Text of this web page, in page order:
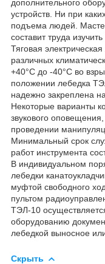
дополнительного
устройств. Ни при
подъема людей.
составит труда
Тяговая
различных
+40°C до -40°C во
положении лебедка
надежно закреплена
Некоторые варианты
звукового
проведении
Минимальный срок
работ инструмента
В индивидуальном
лебедки
муфтой свободного
пультом
ТЭЛ-10
оборудованию
лебедкой выносное
Скрыть